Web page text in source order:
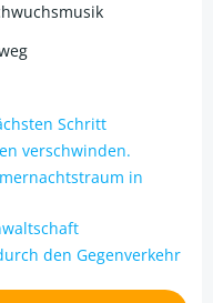
Schritt
verschwinden.
in
den Gegenverkehr